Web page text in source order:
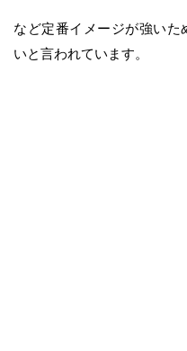
など定番イメージが強いた
いと言われています。